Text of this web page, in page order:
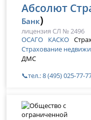
Абсолют
Банк)
лицензия СЛ № 2496
ОСАГО
КАСКО
Страхование
ДМС
📞тел.: 8 (495) 025-77-